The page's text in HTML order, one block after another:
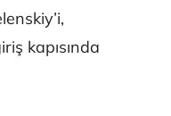
kapısında